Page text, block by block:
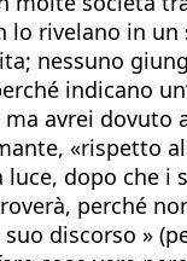
rivelano in un
nessuno
indicano
avrei dovuto
«rispetto
dopo che
perché
discorso »